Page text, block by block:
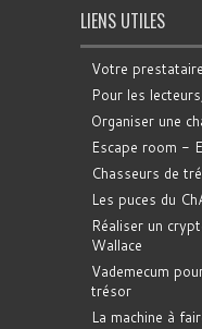
LIENS UTILES
Votre
Pour les
Organiser une
Escape room -
Chasseurs de
Les puces du
Réaliser un
Wallace
Vademecum
trésor
La machine à